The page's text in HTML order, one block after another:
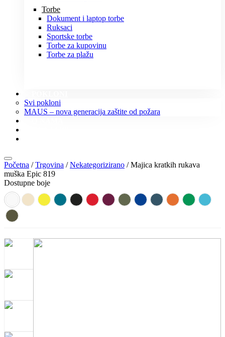
Torbe
Dokument i laptop torbe
Ruksaci
Sportske torbe
Torbe za kupovinu
Torbe za plažu
Svi pokloni
MAUS – nova generacija zaštite od požara
Početna /Trgovina /Nekategorizirano / Majica kratkih rukava
muška Epic 819
Dostupne boje